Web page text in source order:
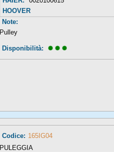
HOOVER
Note:
Pulley
Disponibilità:
Codice: 165IG04
PULEGGIA